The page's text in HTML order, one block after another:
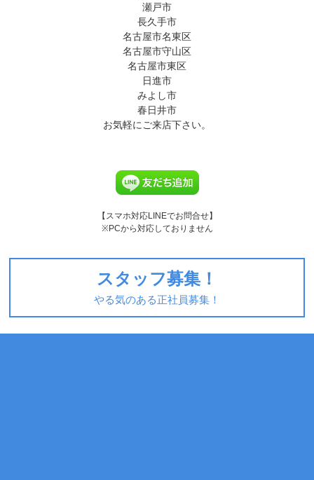
瀬戸市
長久手市
名古屋市名東区
名古屋市守山区
名古屋市東区
日進市
みよし市
春日井市
お気軽にご来店下さい。
【スマホ対応LINEでお問合せ】
※PCから対応しておりません
スタッフ募集！
やる気のある正社員募集！